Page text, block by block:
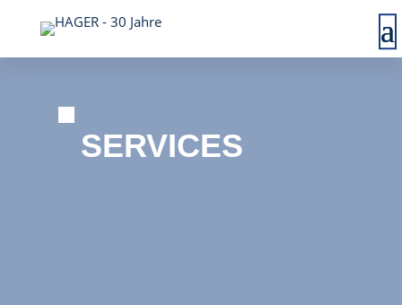
SERVICES